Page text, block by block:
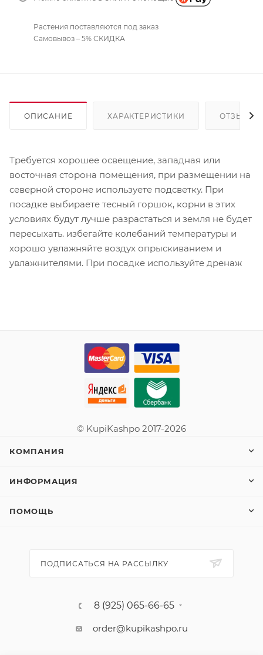
Растения поставляются под заказ
Самовывоз – 5% СКИДКА
ОПИСАНИЕ ХАРАКТЕРИСТИКИ ОТЗЫВЫ
Требуется хорошее освещение, западная или
восточная сторона помещения, при размещении на
северной стороне используете подсветку. При
посадке выбираете тесный горшок, корни в этих
условиях будут лучше разрастаться и земля не будет
пересыхать. избегайте колебаний температуры и
хорошо увлажняйте воздух опрыскиванием и
увлажнителями. При посадке используйте дренаж
© KupiKashpo 2017-2026
КОМПАНИЯ
ИНФОРМАЦИЯ
ПОМОЩЬ
ПОДПИСАТЬСЯ НА РАССЫЛКУ
8 (925) 065-66-65
order@kupikashpo.ru